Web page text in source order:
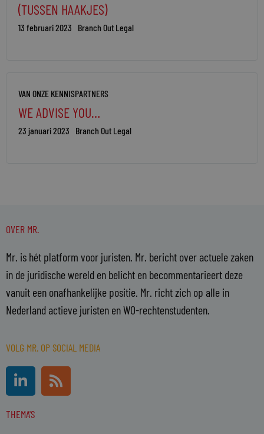
(TUSSEN HAAKJES)
13 februari 2023 Branch Out Legal
VAN ONZE KENNISPARTNERS
WE ADVISE YOU…
23 januari 2023 Branch Out Legal
OVER MR.
Mr. is hét platform voor juristen. Mr. bericht over actuele zaken
in de juridische wereld en belicht en becommentarieert deze
vanuit een onafhankelijke positie. Mr. richt zich op alle in
Nederland actieve juristen en WO-rechtenstudenten.
VOLG MR. OP SOCIAL MEDIA
L
i
n
k
R
s
s
THEMA'S